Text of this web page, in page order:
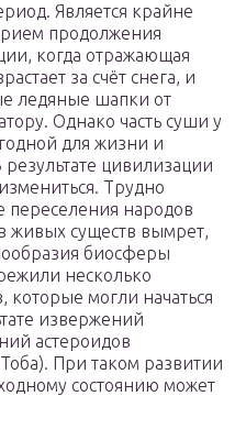
Является крайне
продолжения
когда отражающая
за счёт снега, и
ледяные шапки от
Однако часть суши у
для жизни и
результате цивилизации
Трудно
переселения народов
живых существ вымрет,
биосферы
несколько
могли начаться
извержений
астероидов
При таком развитии
состоянию может